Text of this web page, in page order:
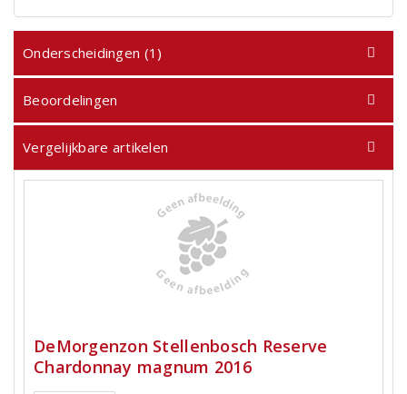
Onderscheidingen (1)
Beoordelingen
Vergelijkbare artikelen
DeMorgenzon Stellenbosch Reserve
Chardonnay magnum 2016